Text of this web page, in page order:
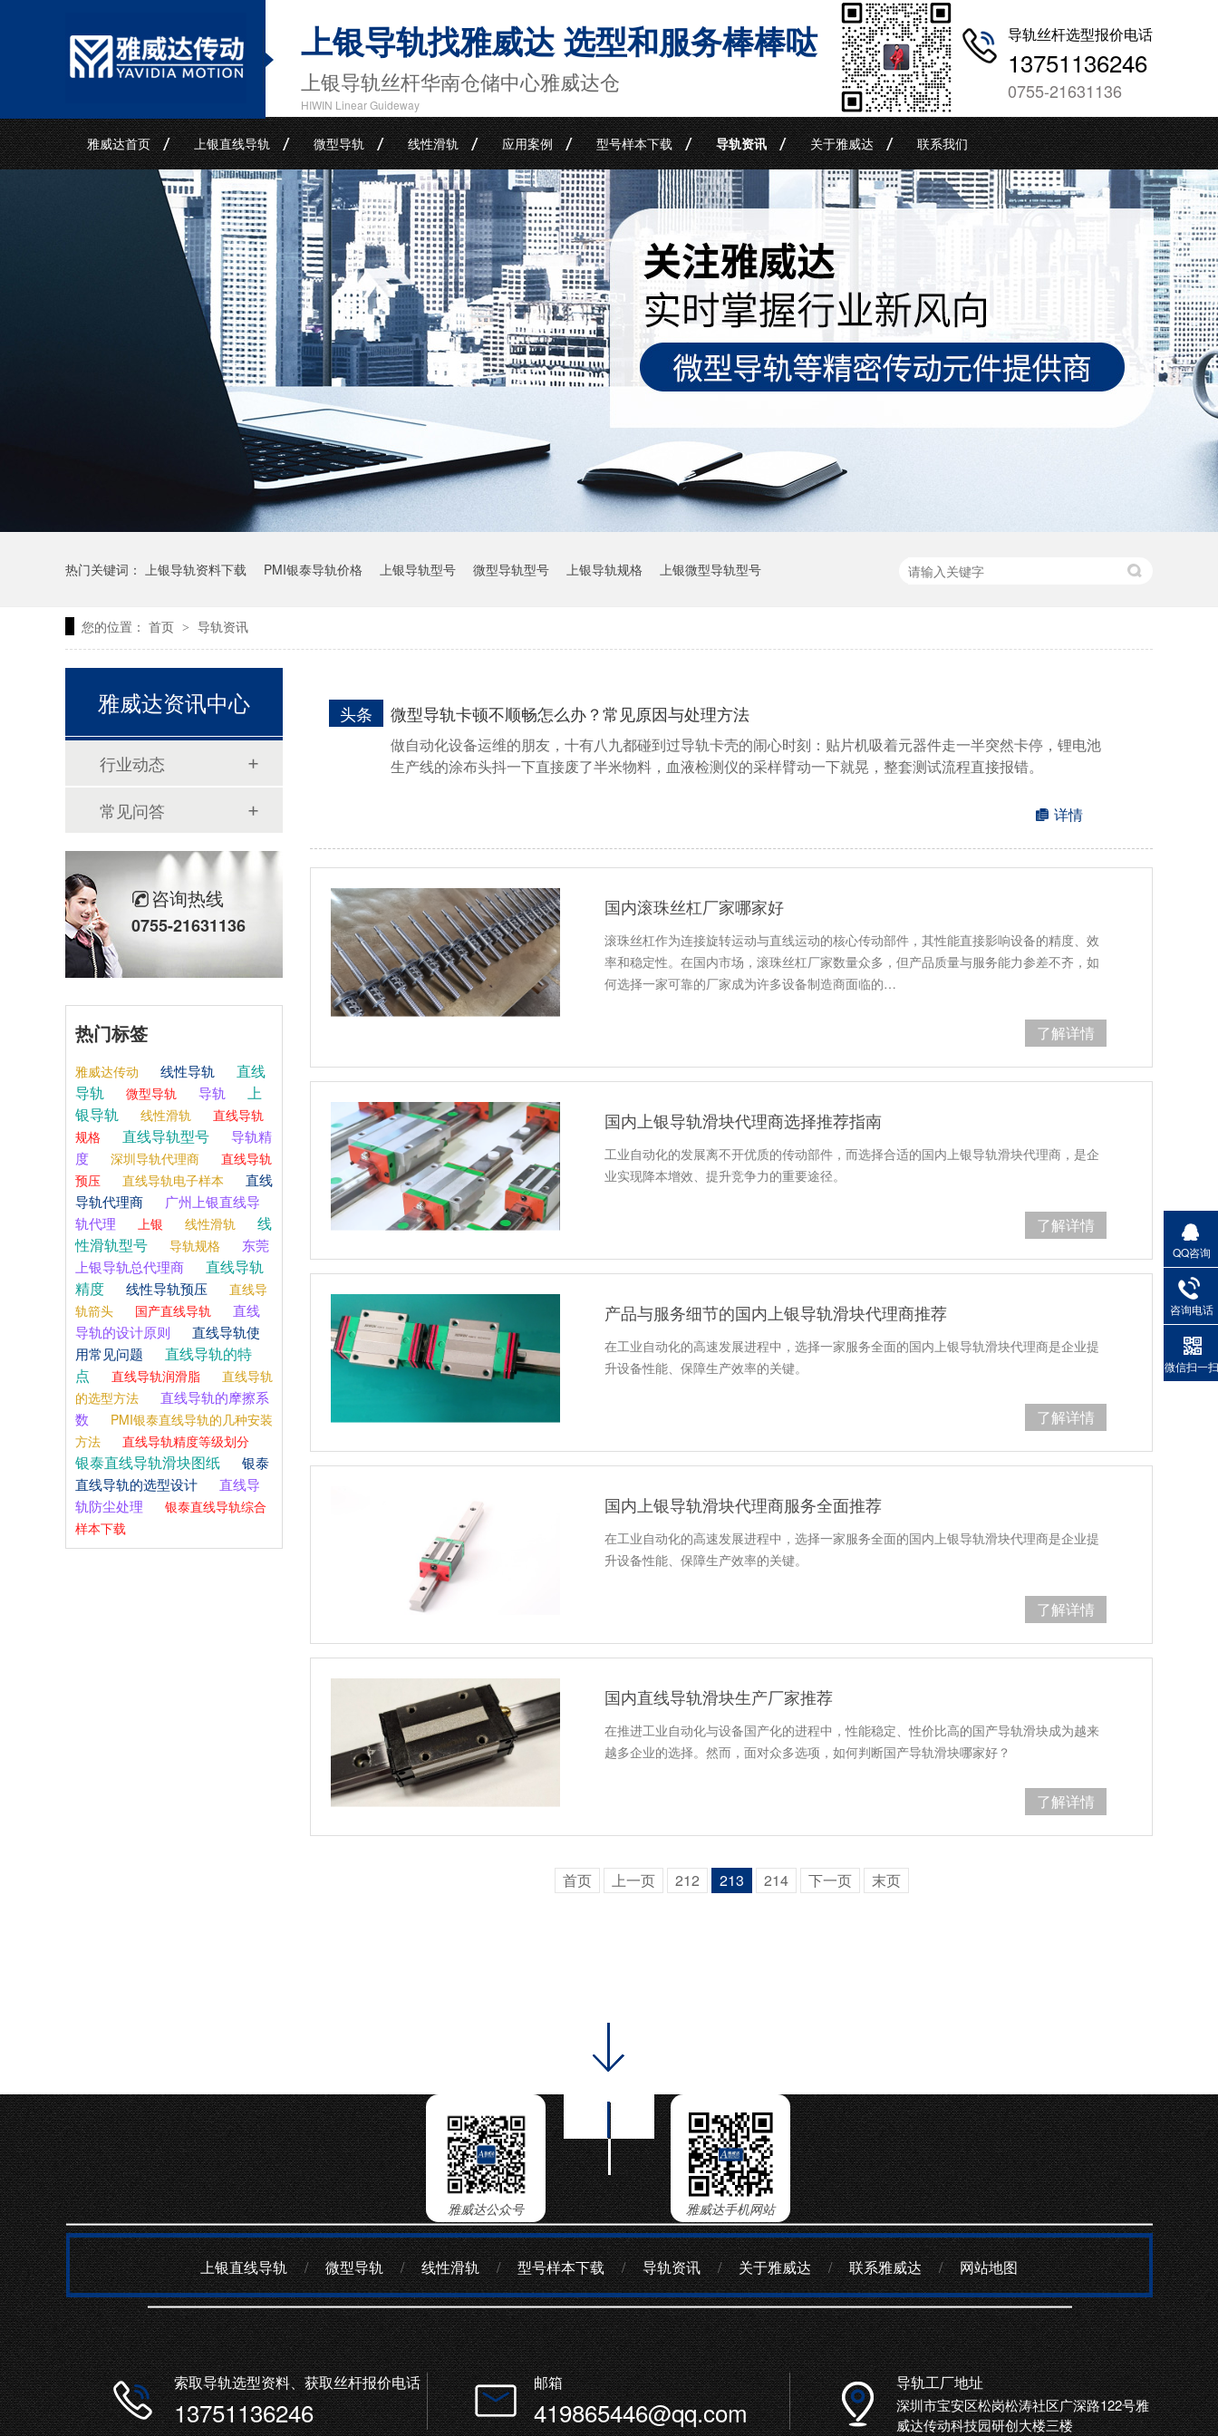
上银导轨找雅威达 选型和服务棒棒哒
上银导轨丝杆华南仓储中心雅威达仓
HIWIN Linear Guideway
导轨丝杆选型报价电话
13751136246
0755-21631136
雅威达首页 上银直线导轨 微型导轨 线性滑轨 应用案例 型号样本下载 导轨资讯 关于雅威达 联系我们
热门关键词： 上银导轨资料下载 PMI银泰导轨价格 上银导轨型号 微型导轨型号 上银导轨规格 上银微型导轨型号
您的位置： 首页 > 导轨资讯
微型导轨卡顿不顺畅怎么办？常见原因与处理方法
头条
做自动化设备运维的朋友，十有八九都碰到过导轨卡壳的闹心时刻：贴片机吸着元器件走一半突然卡停，锂电池
生产线的涂布头抖一下直接废了半米物料，血液检测仪的采样臂动一下就晃，整套测试流程直接报错。
详情
国内滚珠丝杠厂家哪家好
滚珠丝杠作为连接旋转运动与直线运动的核心传动部件，其性能直接影响设备的精度、效
率和稳定性。在国内市场，滚珠丝杠厂家数量众多，但产品质量与服务能力参差不齐，如
何选择一家可靠的厂家成为许多设备制造商面临的…
了解详情
国内上银导轨滑块代理商选择推荐指南
工业自动化的发展离不开优质的传动部件，而选择合适的国内上银导轨滑块代理商，是企
业实现降本增效、提升竞争力的重要途径。
了解详情
产品与服务细节的国内上银导轨滑块代理商推荐
在工业自动化的高速发展进程中，选择一家服务全面的国内上银导轨滑块代理商是企业提
升设备性能、保障生产效率的关键。
了解详情
国内上银导轨滑块代理商服务全面推荐
在工业自动化的高速发展进程中，选择一家服务全面的国内上银导轨滑块代理商是企业提
升设备性能、保障生产效率的关键。
了解详情
国内直线导轨滑块生产厂家推荐
在推进工业自动化与设备国产化的进程中，性能稳定、性价比高的国产导轨滑块成为越来
越多企业的选择。然而，面对众多选项，如何判断国产导轨滑块哪家好？
了解详情
首页 上一页 212 213 214 下一页 末页
雅威达资讯中心
行业动态
常见问答
咨询热线
0755-21631136
热门标签
雅威达传动 线性导轨
直线
导轨
微型导轨 导轨
上
银导轨
线性滑轨
直线导轨
规格
直线导轨型号
导轨精
度
深圳导轨代理商
直线导轨
预压
直线导轨电子样本
直线
导轨代理商
广州上银直线导
轨代理
上银 线性滑轨
线
性滑轨型号
导轨规格
东莞
上银导轨总代理商
直线导轨
精度
线性导轨预压
直线导
轨箭头
国产直线导轨
直线
导轨的设计原则
直线导轨使
用常见问题
直线导轨的特
点
直线导轨润滑脂
直线导轨
的选型方法
直线导轨的摩擦系
数
PMI银泰直线导轨的几种安装
方法
直线导轨精度等级划分
银泰直线导轨滑块图纸
银泰
直线导轨的选型设计
直线导
轨防尘处理
银泰直线导轨综合
样本下载
雅威达手机网站
雅威达公众号
上银直线导轨 / 微型导轨 / 线性滑轨 / 型号样本下载 / 导轨资讯 / 关于雅威达 / 联系雅威达 / 网站地图
索取导轨选型资料、获取丝杆报价电话
13751136246
邮箱
419865446@qq.com
导轨工厂地址
深圳市宝安区松岗松涛社区广深路122号雅
威达传动科技园研创大楼三楼
QQ咨询
咨询电话
微信扫一扫